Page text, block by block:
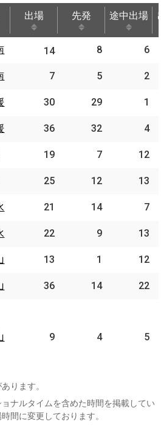
出場 先発 途中出場
途中出場
14 8 6
7 5 2
30 29 1
36 32 4
19 7 12
25 12 13
21 14 7
22 9 13
13 1 12
36 14 22
9 4 5
ります。
ナルタイムを含めた時間を掲載してい
間に変更しております。